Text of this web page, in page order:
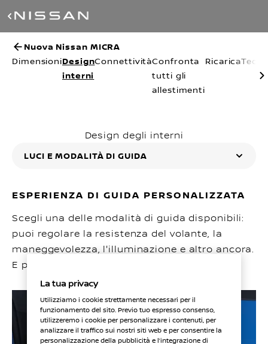
Nuova Nissan MICRA
DimensioniDesign
interni
ConnettivitàConfronta
tutti gli
allestimenti
Ricarica
Design degli interni
LUCI E MODALITÀ DI GUIDA
ESPERIENZA DI GUIDA PERSONALIZZATA
Scegli una delle modalità di guida disponibili:
puoi regolare la resistenza del volante, la
maneggevolezza, l'illuminazione e altro ancora.
E personalizzare il tuo stile di guida.
La tua privacy
Utilizziamo i cookie strettamente necessari per il
funzionamento del sito. Previo tuo espresso consenso,
utilizzeremo i cookie per personalizzare i contenuti, per
analizzare il traffico sui nostri siti web e per consentire la
personalizzazione della pubblicità e l’integrazione di